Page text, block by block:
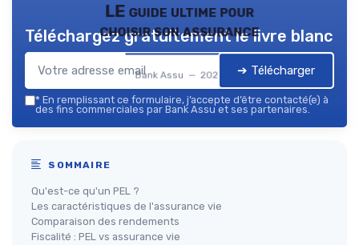
LE guide ultime pour
choisir son assurance
Bank Assu — 2026
Téléchargez gratuitement le livre blanc
➔ Télécharger
* En remplissant ce formulaire, j’accepte d’être contacté(e) à
des fins commerciales par Bank Assu et ses partenaires.
SOMMAIRE
Qu'est-ce qu'un PEL ?
Les caractéristiques de l'assurance vie
Comparaison des rendements
Fiscalité : PEL vs assurance vie